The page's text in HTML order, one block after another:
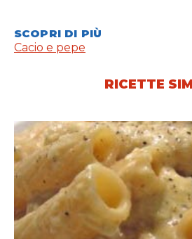
SCOPRI DI PIÙ
Cacio e pepe
RICETTE